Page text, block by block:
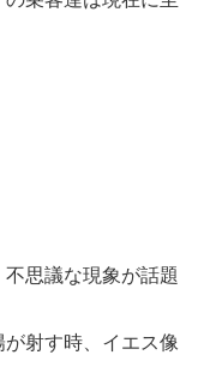
思議な現象が話題
射す時、イエス像